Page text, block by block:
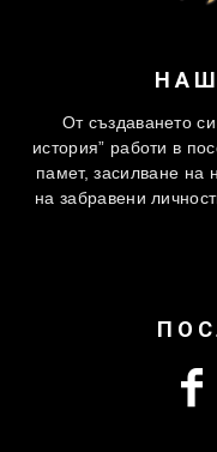
От създаването
история” работи в
памет, засилване на
на забравени